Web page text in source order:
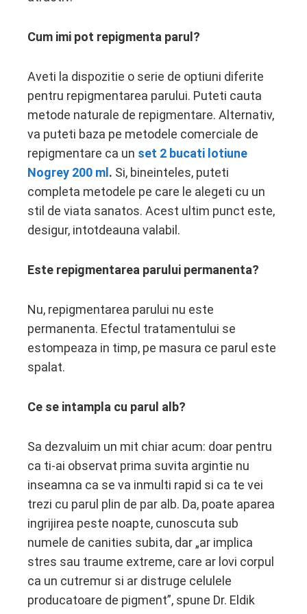
Cum imi pot repigmenta parul?
Aveti la dispozitie o serie de optiuni diferite
pentru repigmentarea parului. Puteti cauta
metode naturale de repigmentare. Alternativ,
va puteti baza pe metodele comerciale de
repigmentare ca un set 2 bucati lotiune
Nogrey 200 ml . Si, bineinteles, puteti
completa metodele pe care le alegeti cu un
stil de viata sanatos. Acest ultim punct este,
desigur, intotdeauna valabil.
Este repigmentarea parului permanenta?
Nu, repigmentarea parului nu este
permanenta. Efectul tratamentului se
estompeaza in timp, pe masura ce parul este
spalat.
Ce se intampla cu parul alb?
Sa dezvaluim un mit chiar acum: doar pentru
ca ti-ai observat prima suvita argintie nu
inseamna ca se va inmulti rapid si ca te vei
trezi cu parul plin de par alb. Da, poate aparea
ingrijirea peste noapte, cunoscuta sub
numele de canities subita, dar „ar implica
stres sau traume extreme, care ar lovi corpul
ca un cutremur si ar distruge celulele
producatoare de pigment”, spune Dr. Eldik